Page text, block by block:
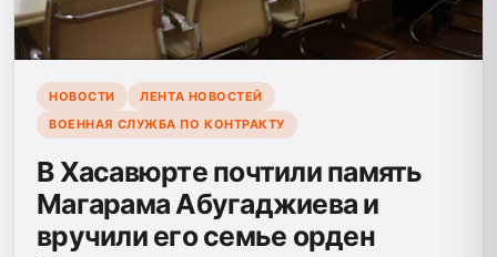
НОВОСТИ
ЛЕНТА НОВОСТЕЙ
ВОЕННАЯ СЛУЖБА ПО КОНТРАКТУ
В Хасавюрте почтили память
Магарама Абугаджиева и
вручили его семье орден